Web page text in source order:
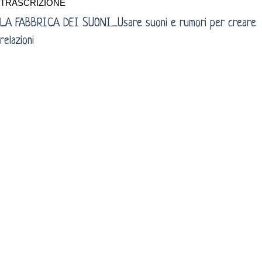
TRASCRIZIONE
LA FABBRICA DEI SUONI_Usare suoni e rumori per creare
relazioni